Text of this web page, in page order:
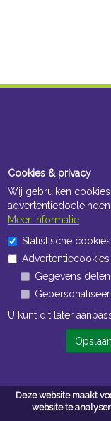
Deze website maakt
website te
ma t/m vr 8:30 uur tot
ma t/m vr 7:00 uur tot
Algemene
Cookies & privacy
Wij gebruiken cookies
Meer informatie
Statistische
Advertentiecookies
Gegevens
U kunt dit later
Opslaan